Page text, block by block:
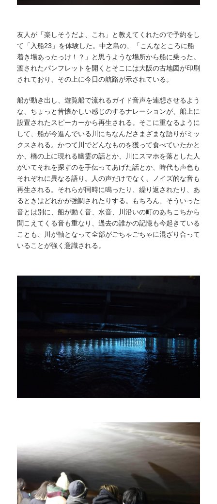
友人が「楽しそうだよ、これ」と教えてくれたので予約をし
て「入船23」を体験した。中之島の、「こんなところに船
着き場あったっけ！？」と思うような場所から船に乗った。
渡されたパンフレットを開くとそこには大阪の古地図が印刷
されており、その上に今日の航路が示されている。
船が動き出し、遊覧船で流れるガイド音声を連想させるよう
な、ちょっと昔懐かしい感じのするナレーションが、船上に
設置されたスピーカーから再生される。そこに重なるように
して、船が今進んでいる川にちなんださまざまな語りがミッ
クスされる。かつて川でどんなものを獲って食べていたかと
か、橋の上に現れる幽霊の話とか、川にスマホを落とした人
がいてそれを探すのを手伝ってあげた話とか、時代も声色も
それぞれに異なる語り。人の声だけでなく、ノイズ的な音も
再生される。それらが同時に鳴ったり、繰り返されたり、あ
るときはどれかが強調されたりする。もちろん、そういった
音とは別に、船が動く音、水音、川沿いの町のあちこちから
聞こえてくる音も重なり、過去の誰かの記憶も今起きている
ことも、川が軸となって全部がごちゃごちゃに混ざり合って
いることが強く意識される。